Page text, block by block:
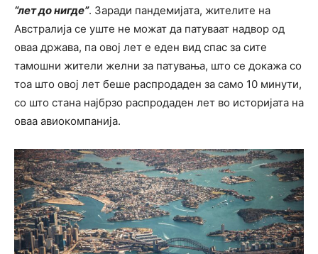
“лет до нигде”. Заради пандемијата, жителите на
Австралија се уште не можат да патуваат надвор од
оваа држава, па овој лет е еден вид спас за сите
тамошни жители желни за патувања, што се докажа со
тоа што овој лет беше распродаден за само 10 минути,
со што стана најбрзо распродаден лет во историјата на
оваа авиокомпанија.